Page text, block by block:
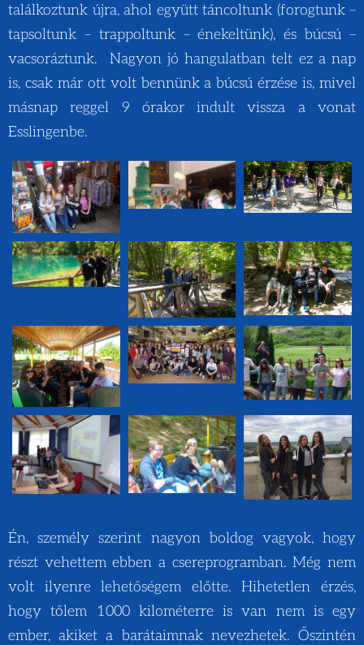
találkoztunk újra, ahol együtt táncoltunk (forogtunk –
tapsoltunk – trappoltunk – énekeltünk), és búcsú –
vacsoráztunk. Nagyon jó hangulatban telt ez a nap
is, csak már ott volt bennünk a búcsú érzése is, mivel
másnap reggel 9 órakor indult vissza a vonat
Esslingenbe.
Én, személy szerint nagyon boldog vagyok, hogy
részt vehettem ebben a csereprogramban. Még nem
volt ilyenre lehetőségem előtte. Hihetetlen érzés,
hogy tőlem 1000 kilométerre is van nem is egy
ember, akiket a barátaimnak nevezhetek. Őszintén